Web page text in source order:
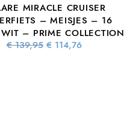
MIRACLE CRUISER
– MEISJES – 16
– PRIME COLLECTION
€139,95 Oorspronkelijke
prijs was:
€ 114,76